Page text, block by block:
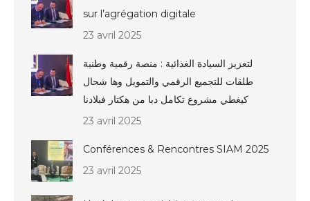
sur l’agrégation digitale
23 avril 2025
لتعزيز السيادة الغذائية : منصة رقمية وطنية
طلقات للتجميع الرقمي والتمويل وها شحال
كيغطي مشروع تكامل دبا من هكتار فبلادنا
23 avril 2025
Conférences & Rencontres SIAM 2025
23 avril 2025